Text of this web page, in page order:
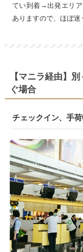
てい到着→出発エリ
ありますので、ほぼ迷
【マニラ経由】
ぐ場合
チェックイン、手